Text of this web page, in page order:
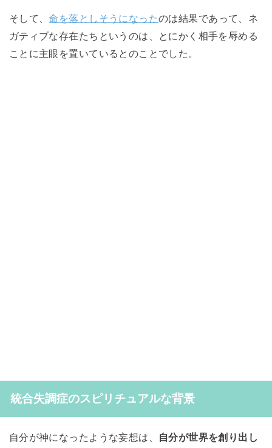
そして、命を落としそうになったのは結果であって、ネ
ガティブな存在たちというのは、とにかく相手を辱める
ことに主眼を置いているとのことでした。
統合失調症のスピリチュアルな背景
自分が神になったような妄想は、
自分が世界を創り出し